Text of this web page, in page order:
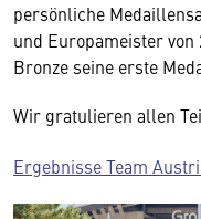
persönliche
und Europameister von
Bronze seine erste
Wir gratulieren allen
Ergebnisse Team